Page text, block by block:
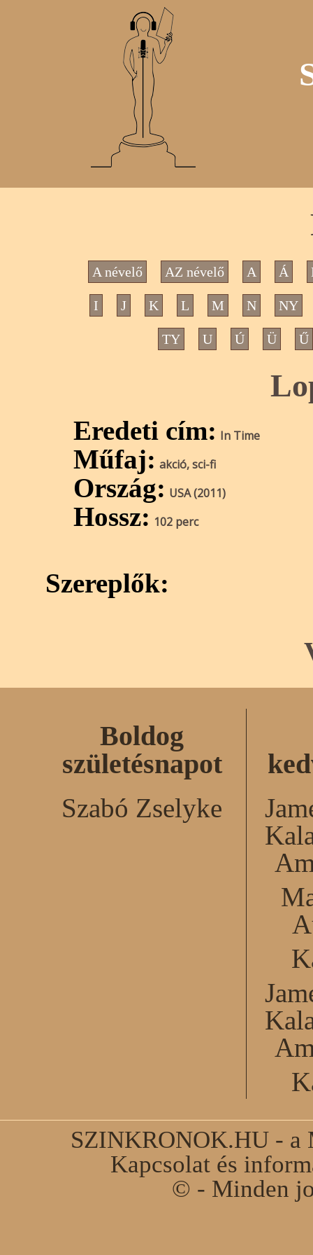
A névelő AZ névelő A Á
I J K L M N NY
TY U Ú Ü Ű
Eredeti cím: In Time
Műfaj: akció, sci-fi
Ország: USA (2011)
Hossz: 102 perc
Szereplők:
Boldog
születésnapot
Szabó Zselyke
SZINKRONOK.HU - a
Kapcsolat és
© - Minden